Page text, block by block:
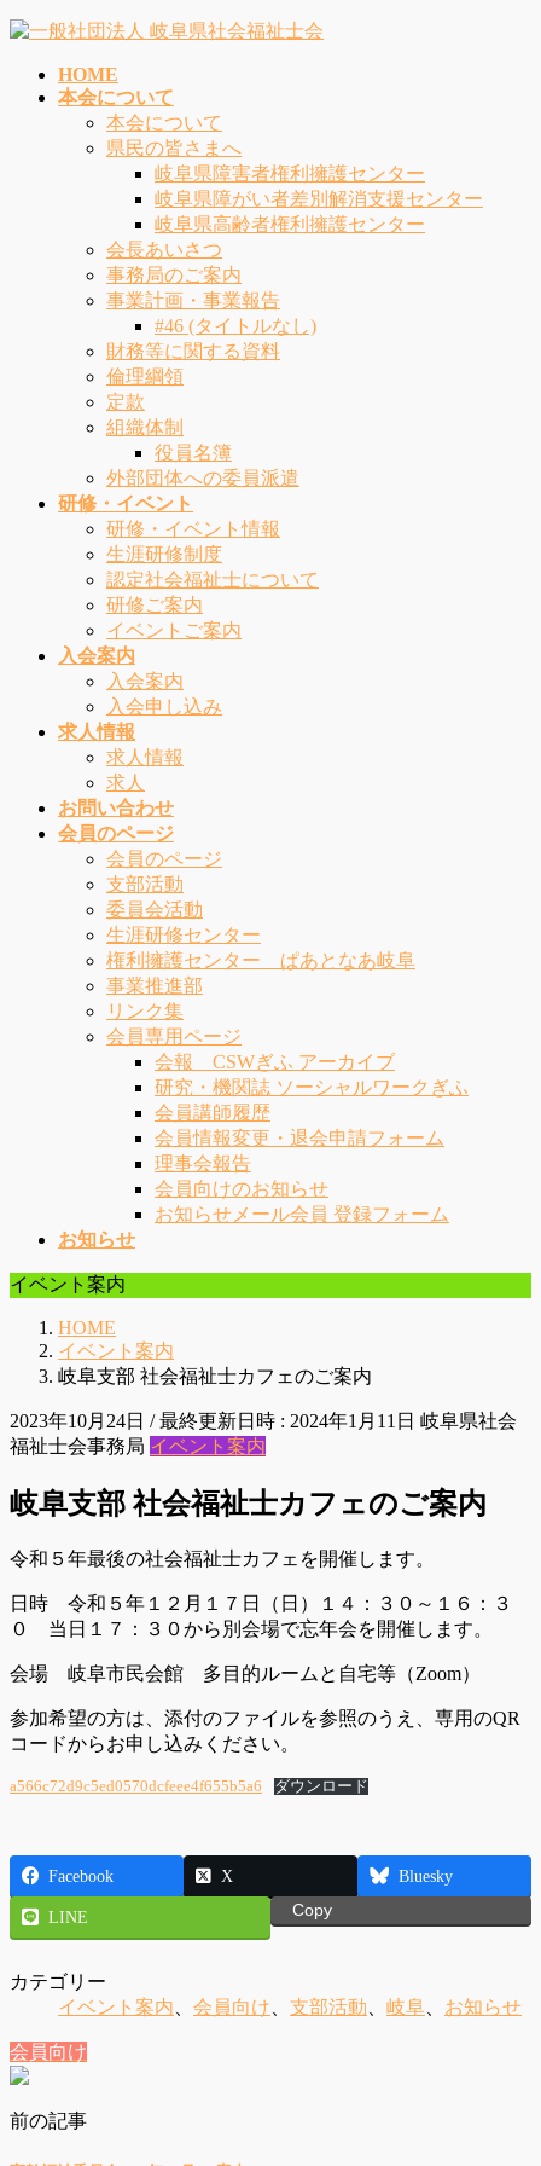
コ
ナ
HOME
本会について
本会について
県民の皆さまへ
岐阜県障害者権利擁護センター
岐阜県障がい者差別解消支援センター
岐阜県高齢者権利擁護センター
会長あいさつ
事務局のご案内
事業計画・事業報告
#46 (タイトルなし)
財務等に関する資料
倫理綱領
定款
組織体制
役員名簿
外部団体への委員派遣
研修・イベント
研修・イベント情報
生涯研修制度
認定社会福祉士について
研修ご案内
イベントご案内
入会案内
入会案内
入会申し込み
求人情報
求人情報
求人
お問い合わせ
会員のページ
会員のページ
支部活動
委員会活動
生涯研修センター
権利擁護センター ぱあとなあ岐阜
事業推進部
リンク集
会員専用ページ
会報 CSWぎふ アーカイブ
研究・機関誌 ソーシャルワークぎふ
会員講師履歴
会員情報変更・退会申請フォーム
理事会報告
会員向けのお知らせ
お知らせメール会員 登録フォーム
お知らせ
イベント案内
HOME
イベント案内
岐阜支部 社会福祉士カフェのご案内
2023年10月24日 / 最終更新日時 : 2024年1月11日 岐阜県社会
福祉士会事務局 イベント案内
岐阜支部 社会福祉士カフェのご案内
令和５年最後の社会福祉士カフェを開催します。
日時 令和５年１２月１７日（日）１４：３０～１６：３
０ 当日１７：３０から別会場で忘年会を開催します。
会場 岐阜市民会館 多目的ルームと自宅等（Zoom）
参加希望の方は、添付のファイルを参照のうえ、専用のQR
コードからお申し込みください。
a566c72d9c5ed0570dcfeee4f655b5a6 ダウンロード
Facebook X Bluesky
LINE Copy
カテゴリー
イベント案内
会員向け 支部活動 岐阜 お知らせ
会員向け
前の記事